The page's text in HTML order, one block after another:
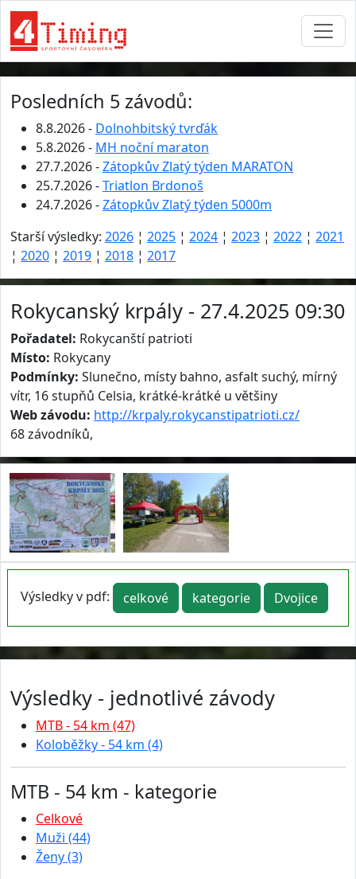
Posledních 5 závodů:
8.8.2026 - Dolnohbitský tvrďák
5.8.2026 - MH noční maraton
27.7.2026 -Zátopkův Zlatý týden MARATON
25.7.2026 -Triatlon Brdonoš
24.7.2026 -Zátopkův Zlatý týden 5000m
Starší výsledky: 2026 ¦ 2025 ¦ 2024 ¦ 2023 ¦ 2022 ¦ 2021
¦ 2020 ¦ 2019 ¦ 2018 ¦ 2017
Rokycanský krpály - 27.4.2025 09:30
Pořadatel: Rokycanští patrioti
Místo: Rokycany
Podmínky: Slunečno, místy bahno, asfalt suchý, mírný
vítr, 16 stupňů Celsia, krátké-krátké u většiny
Web závodu: http://krpaly.rokycanstipatrioti.cz/
68 závodníků,
Výsledky v pdf: celkové kategorie Dvojice
Výsledky - jednotlivé závody
MTB - 54 km (47)
Koloběžky - 54 km (4)
MTB - 54 km - kategorie
Celkové
Muži (44)
Ženy (3)